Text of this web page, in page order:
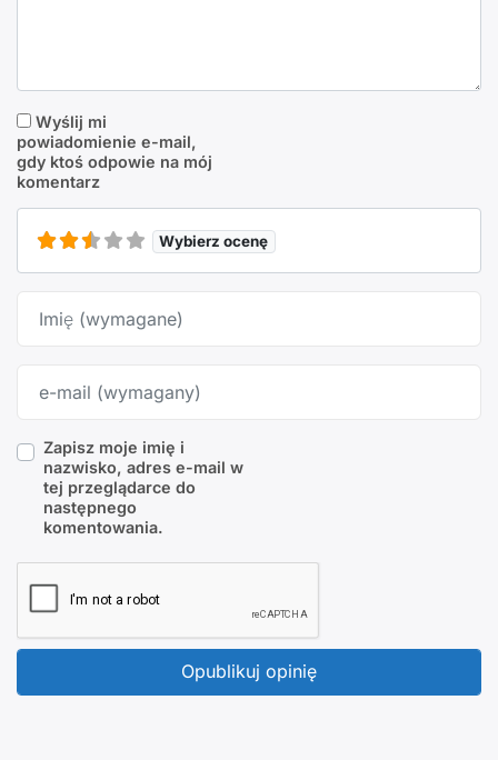
Wyślij mi
powiadomienie e-mail,
gdy ktoś odpowie na mój
komentarz
Wybierz ocenę
Zapisz moje imię i
nazwisko, adres e-mail w
tej przeglądarce do
następnego
komentowania.